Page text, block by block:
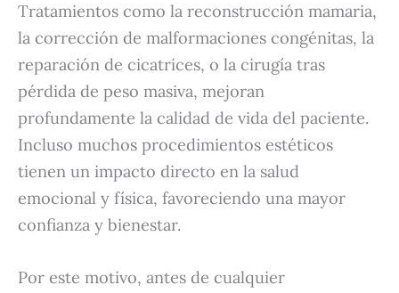
Tratamientos como la reconstrucción mamaria,
la corrección de malformaciones congénitas, la
reparación de cicatrices, o la cirugía tras
pérdida de peso masiva, mejoran
profundamente la calidad de vida del paciente.
Incluso muchos procedimientos estéticos
tienen un impacto directo en la salud
emocional y física, favoreciendo una mayor
confianza y bienestar.
Por este motivo, antes de cualquier